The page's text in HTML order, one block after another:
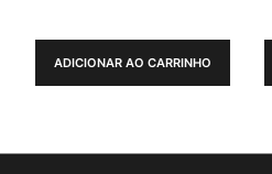
ADICIONAR AO CARRINHO